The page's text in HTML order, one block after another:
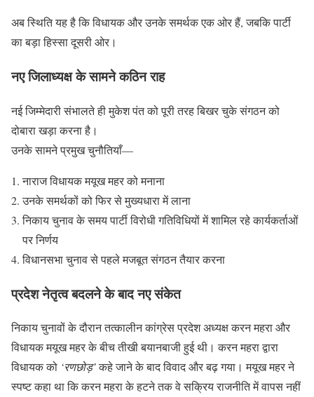
अब स्थिति यह है कि विधायक और उनके समर्थक एक ओर हैं, जबकि पार्टी
का बड़ा हिस्सा दूसरी ओर।
नए जिलाध्यक्ष के सामने कठिन राह
नई जिम्मेदारी संभालते ही मुकेश पंत को पूरी तरह बिखर चुके संगठन को
दोबारा खड़ा करना है।
उनके सामने प्रमुख चुनौतियाँ—
नाराज विधायक मयूख महर को मनाना
उनके समर्थकों को फिर से मुख्यधारा में लाना
निकाय चुनाव के समय पार्टी विरोधी गतिविधियों में शामिल रहे कार्यकर्ताओं
पर निर्णय
विधानसभा चुनाव से पहले मजबूत संगठन तैयार करना
प्रदेश नेतृत्व बदलने के बाद नए संकेत
निकाय चुनावों के दौरान तत्कालीन कांग्रेस प्रदेश अध्यक्ष करन महरा और
विधायक मयूख महर के बीच तीखी बयानबाजी हुई थी। करन महरा द्वारा
विधायक को ‘रणछोड़’कहे जाने के बाद विवाद और बढ़ गया। मयूख महर ने
स्पष्ट कहा था कि करन महरा के हटने तक वे सक्रिय राजनीति में वापस नहीं